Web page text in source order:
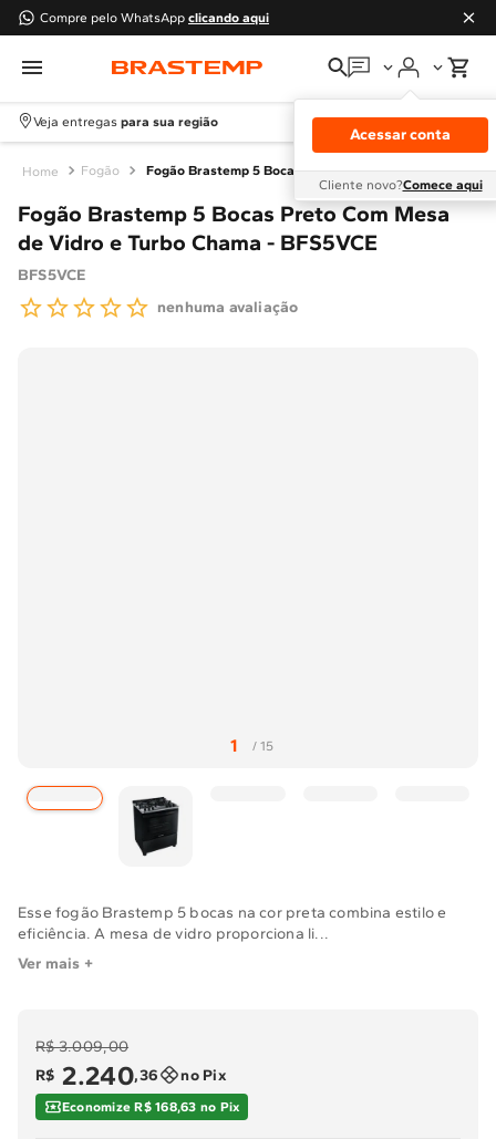
Compre pelo WhatsApp clicando aqui
Em que podemos ajudar?
Meus pedidos
Guias e manuais
Acessar conta
Cliente novo?Comece aqui
Veja entregas para sua região
Fogão Fogão Brastemp 5 Bocas Preto Com Mesa de Vidro e Turbo Chama - BFS5VCE
Fogão Brastemp 5 Bocas Preto Com Mesa
de Vidro e Turbo Chama - BFS5VCE
BFS5VCE
nenhuma avaliação
Esse fogão Brastemp 5 bocas na cor preta combina estilo e
eficiência. A mesa de vidro proporciona li...
Ver mais +
R$ 3.009,00
R$ 2.240,36 no Pix
Economize R$ 168,63 no Pix